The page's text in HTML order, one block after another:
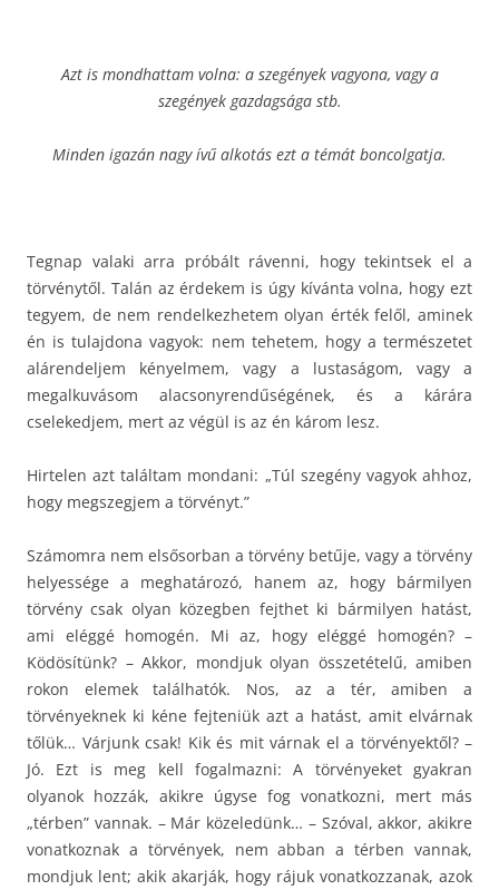
Azt is mondhattam volna: a szegények vagyona, vagy a
szegények gazdagsága stb.
Minden igazán nagy ívű alkotás ezt a témát boncolgatja.
Tegnap valaki arra próbált rávenni, hogy tekintsek el a
törvénytől. Talán az érdekem is úgy kívánta volna, hogy ezt
tegyem, de nem rendelkezhetem olyan érték felől, aminek
én is tulajdona vagyok: nem tehetem, hogy a természetet
alárendeljem kényelmem, vagy a lustaságom, vagy a
megalkuvásom alacsonyrendűségének, és a kárára
cselekedjem, mert az végül is az én károm lesz.
Hirtelen azt találtam mondani: „Túl szegény vagyok ahhoz,
hogy megszegjem a törvényt.”
Számomra nem elsősorban a törvény betűje, vagy a törvény
helyessége a meghatározó, hanem az, hogy bármilyen
törvény csak olyan közegben fejthet ki bármilyen hatást,
ami eléggé homogén. Mi az, hogy eléggé homogén? –
Ködösítünk? – Akkor, mondjuk olyan összetételű, amiben
rokon elemek találhatók. Nos, az a tér, amiben a
törvényeknek ki kéne fejteniük azt a hatást, amit elvárnak
tőlük… Várjunk csak! Kik és mit várnak el a törvényektől? –
Jó. Ezt is meg kell fogalmazni: A törvényeket gyakran
olyanok hozzák, akikre úgyse fog vonatkozni, mert más
„térben” vannak. – Már közeledünk… – Szóval, akkor, akikre
vonatkoznak a törvények, nem abban a térben vannak,
mondjuk lent; akik akarják, hogy rájuk vonatkozzanak, azok